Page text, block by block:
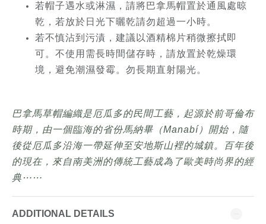
若帽子遇水或淋濕，請將巴拿馬帽置於通風處晾
乾，若放於日光下曬乾請勿超過一小時。
若不慎沾到污漬，建議以酒精棉片稍微擦拭即
可。不使用需長時間儲存時，請放置於乾燥環
境，避免潮濕發霉。勿長期直射陽光。
巴拿馬草帽編織是厄瓜多的民間工藝，起源於前哥倫布
時期，由一個臨海的省份馬納畢（Manabí）開始，隨
後從厄瓜多沿海一帶延伸至安地斯山裡的城鎮。百年後
的現在，來自南美洲的傳統工藝成為了歐美時尚界的經
典⋯⋯
ADDITIONAL DETAILS